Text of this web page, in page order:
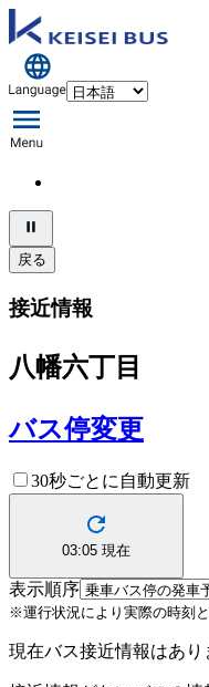
戻る
接近情報
八幡六丁目
バス停変更
30秒ごとに自動更新
03:05 現在
表示順序
※運行状況により実際の時刻
現在バス接近情報はあり